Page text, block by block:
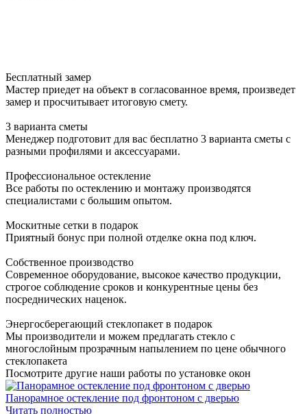
Бесплатный замер
Мастер приедет на объект в согласованное время, произведет
замер и просчитывает итоговую смету.
3 варианта сметы
Менеджер подготовит для вас бесплатно 3 варианта сметы с
разными профилями и аксессуарами.
Профессиональное остекление
Все работы по остеклению и монтажу производятся
специалистами с большим опытом.
Москитные сетки в подарок
Приятный бонус при полной отделке окна под ключ.
Собственное производство
Современное оборудование, высокое качество продукции,
строгое соблюдение сроков и конкурентные цены без
посреднических наценок.
Энергосберегающий стеклопакет в подарок
Мы производители и можем предлагать стекло с
многослойным прозрачным напылением по цене обычного
стеклопакета
Посмотрите другие наши работы по установке окон
Панорамное остекление под фронтоном с дверью
Читать полностью